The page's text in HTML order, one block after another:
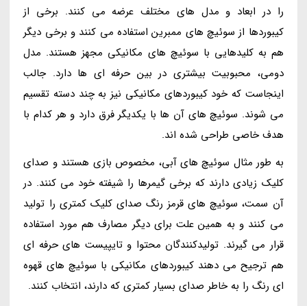
را در ابعاد و مدل های مختلف عرضه می کنند. برخی از
کیبوردها از سوئیچ های ممبرین استفاده می کنند و برخی دیگر
هم به کلیدهایی با سوئیچ های مکانیکی مجهز هستند. مدل
دومی، محبوبیت بیشتری در بین حرفه ای ها دارد. جالب
اینجاست که خود کیبوردهای مکانیکی نیز به چند دسته تقسیم
می شوند. سوئیچ های آن ها با یکدیگر فرق دارد و هر کدام با
هدف خاصی طراحی شده اند.
به طور مثال سوئیچ های آبی، مخصوص بازی هستند و صدای
کلیک زیادی دارند که برخی گیمرها را شیفته خود می کنند. در
آن سمت، سوئیچ های قرمز رنگ صدای کلیک کمتری را تولید
می کنند و به همین علت برای دیگر مصارف هم مورد استفاده
قرار می گیرند. تولیدکنندگان محتوا و تایپیست های حرفه ای
هم ترجیح می دهند کیبوردهای مکانیکی با سوئیچ های قهوه
ای رنگ را به خاطر صدای بسیار کمتری که دارند، انتخاب کنند.